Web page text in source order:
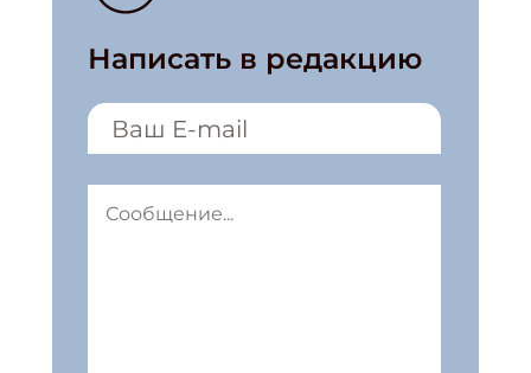
Написать в редакцию